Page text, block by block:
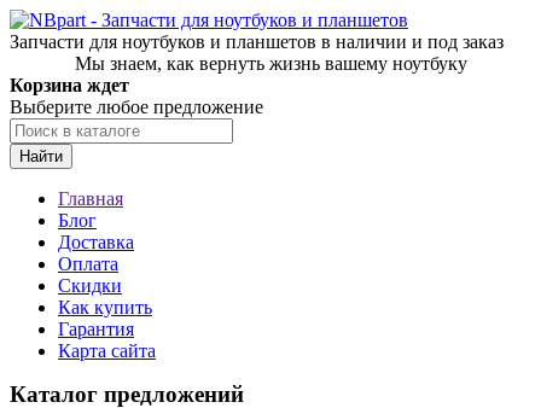
Запчасти для ноутбуков и планшетов в наличии и под заказ
Мы знаем, как вернуть жизнь вашему ноутбуку
Корзина ждет
Выберите любое предложение
Найти
Главная
Блог
Доставка
Оплата
Скидки
Как купить
Гарантия
Карта сайта
Каталог предложений